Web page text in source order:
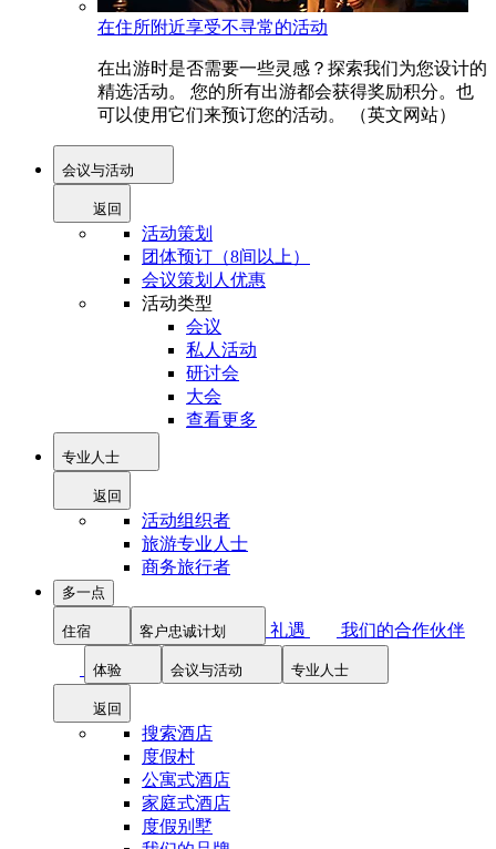
在住所附近享受不寻常的活动
在出游时是否需要一些灵感？探索我们为您设计的
精选活动。 您的所有出游都会获得奖励积分。也
可以使用它们来预订您的活动。 （英文网站）
会议与活动
返回
活动策划
团体预订（8间以上）
会议策划人优惠
活动类型
会议
私人活动
研讨会
大会
查看更多
专业人士
返回
活动组织者
旅游专业人士
商务旅行者
多一点
住宿 客户忠诚计划 礼遇 我们的合作伙伴
体验 会议与活动 专业人士
返回
搜索酒店
度假村
公寓式酒店
家庭式酒店
度假别墅